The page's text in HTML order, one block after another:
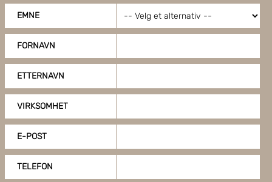
EMNE
FORNAVN
ETTERNAVN
VIRKSOMHET
E-POST
TELEFON